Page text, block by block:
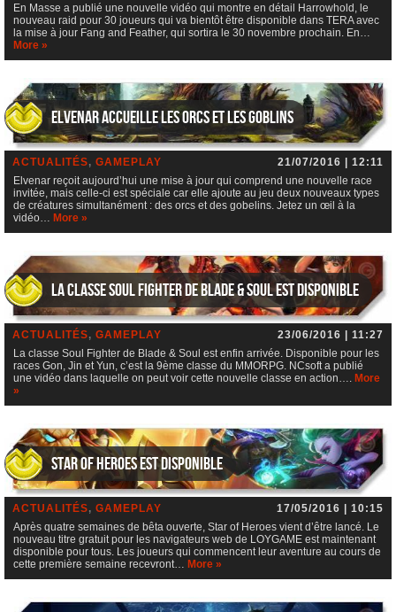
En Masse a publié une nouvelle vidéo qui montre en détail Harrowhold, le
nouveau raid pour 30 joueurs qui va bientôt être disponible dans TERA avec
la mise à jour Fang and Feather, qui sortira le 30 novembre prochain. En…
More »
Elvenar accueille les orcs et les goblins
ACTUALITÉS, GAMEPLAY
21/07/2016 | 12:11
Elvenar reçoit aujourd’hui une mise à jour qui comprend une nouvelle race
invitée, mais celle-ci est spéciale car elle ajoute au jeu deux nouveaux types
de créatures simultanément : des orcs et des gobelins. Jetez un œil à la
vidéo… More »
La classe Soul Fighter de Blade & Soul est disponible
ACTUALITÉS, GAMEPLAY
23/06/2016 | 11:27
La classe Soul Fighter de Blade & Soul est enfin arrivée. Disponible pour les
races Gon, Jin et Yun, c’est la 9ème classe du MMORPG. NCsoft a publié
une vidéo dans laquelle on peut voir cette nouvelle classe en action…. More
»
Star of Heroes est disponible
ACTUALITÉS, GAMEPLAY
17/05/2016 | 10:15
Après quatre semaines de bêta ouverte, Star of Heroes vient d’être lancé. Le
nouveau titre gratuit pour les navigateurs web de LOYGAME est maintenant
disponible pour tous. Les joueurs qui commencent leur aventure au cours de
cette première semaine recevront… More »